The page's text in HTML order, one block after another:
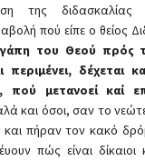
της
πού είπε ο θείος
του Θεού πρός
περιμένει, δέχεται
μετανοεί καί
και όσοι, σαν το
και πήραν τον κακό
πώς είναι δίκαιοι